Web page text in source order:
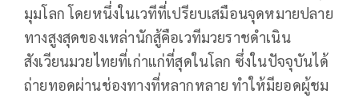
มุมโลก โดยหนึ่งในเวทีที่เปรียบเสมือนจุดหมายปลาย
ทางสูงสุดของเหล่านักสู้คือเวทีมวยราชดำเนิน
สังเวียนมวยไทยที่เก่าแก่ที่สุดในโลก ซึ่งในปัจจุบันได้
ถ่ายทอดผ่านช่องทางที่หลากหลาย ทำให้มียอดผู้ชม